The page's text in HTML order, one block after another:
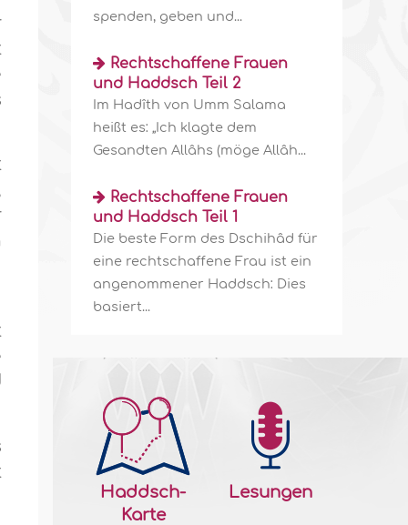
spenden, geben und...
Rechtschaffene Frauen
und Haddsch Teil 2
Im Hadîth von Umm Salama
heißt es: „Ich klagte dem
Gesandten Allâhs (möge Allâh...
Rechtschaffene Frauen
und Haddsch Teil 1
Die beste Form des Dschihâd für
eine rechtschaffene Frau ist ein
angenommener Haddsch: Dies
basiert...
Haddsch-
Karte
Lesungen